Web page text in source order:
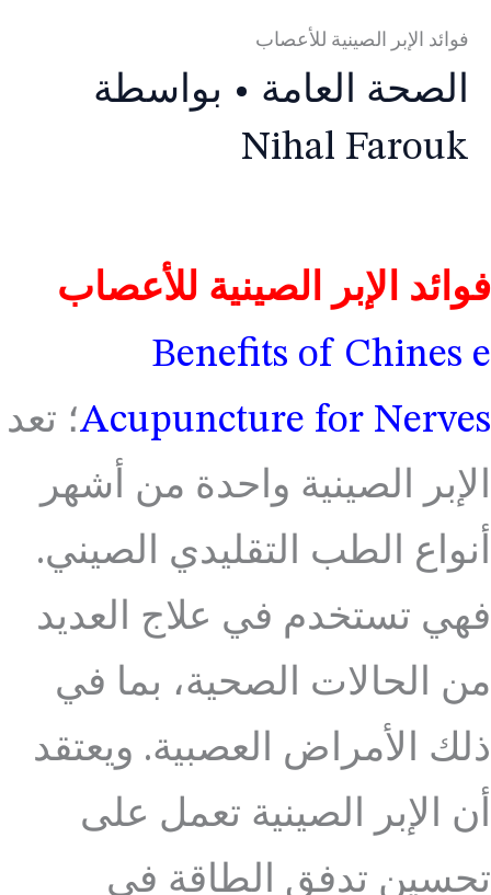
فوائد الإبر الصينية للأعصاب
الصحة العامة • بواسطة
Nihal Farouk
فوائد الإبر الصينية للأعصاب
Benefits of Chines e
Acupuncture for Nerves؛ تعد
الإبر الصينية واحدة من أشهر
أنواع الطب التقليدي الصيني.
فهي تستخدم في علاج العديد
من الحالات الصحية، بما في
ذلك الأمراض العصبية. ويعتقد
أن الإبر الصينية تعمل على
تحسين تدفق الطاقة في